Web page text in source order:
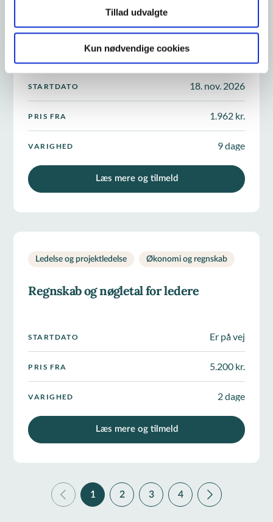
Tillad udvalgte
Kun nødvendige cookies
Kommunikation
Projektlederen
STARTDATO 18. nov. 2026
PRIS FRA 1.962 kr.
VARIGHED 9 dage
Læs mere og tilmeld
Ledelse og projektledelse Økonomi og regnskab
Regnskab og nøgletal for ledere
STARTDATO Er på vej
PRIS FRA 5.200 kr.
VARIGHED 2 dage
Læs mere og tilmeld
1 2 3 4